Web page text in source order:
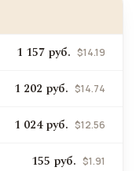
1 157 руб. $14.19
1 202 руб. $14.74
1 024 руб. $12.56
155 руб. $1.91